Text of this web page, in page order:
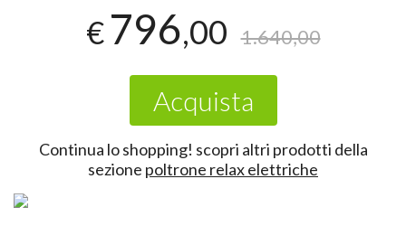
€ 796,00 1.640,00
Acquista
Continua lo shopping! scopri altri prodotti della
sezione poltrone relax elettriche